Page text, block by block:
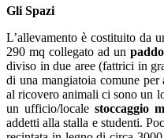
Gli Spazi
L’allevamento è costituito da
290 mq collegato ad un
diviso in due aree (fattrici in
di una mangiatoia comune
al ricovero animali ci sono un
un ufficio/locale stoccaggio
addetti alla stalla e studenti.